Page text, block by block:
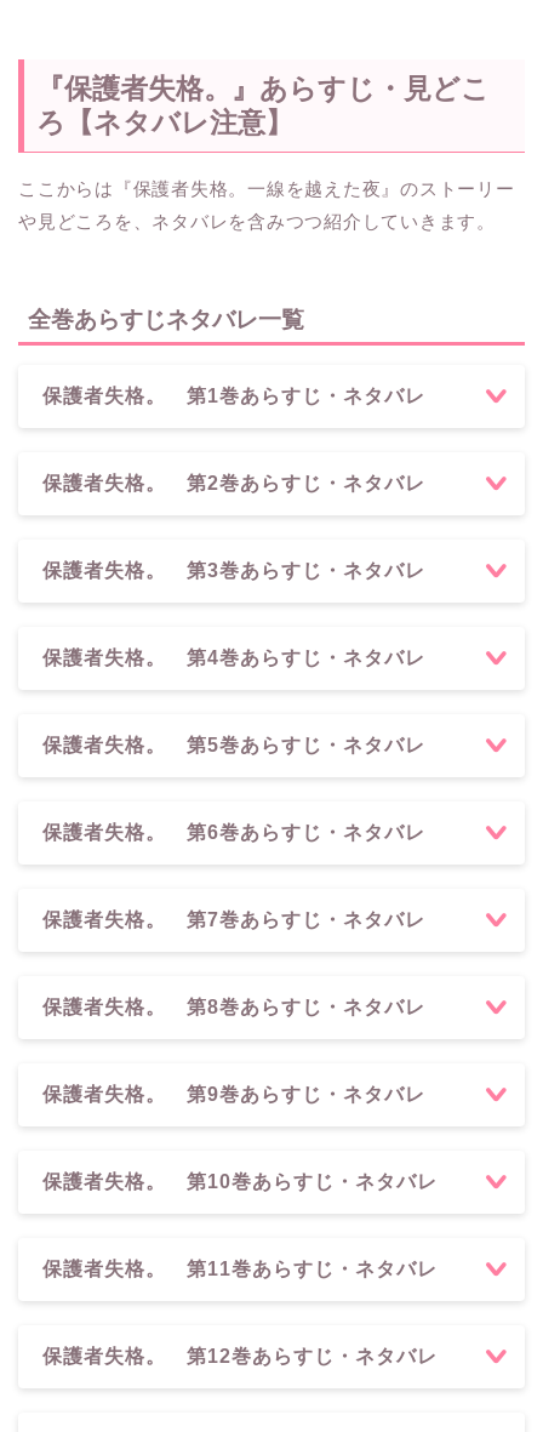
『保護者失格。』あらすじ・見どこ
ろ【ネタバレ注意】
ここからは『保護者失格。一線を越えた夜』のストーリー
や見どころを、ネタバレを含みつつ紹介していきます。
全巻あらすじネタバレ一覧
保護者失格。 第1巻あらすじ・ネタバレ
保護者失格。 第2巻あらすじ・ネタバレ
保護者失格。 第3巻あらすじ・ネタバレ
保護者失格。 第4巻あらすじ・ネタバレ
保護者失格。 第5巻あらすじ・ネタバレ
保護者失格。 第6巻あらすじ・ネタバレ
保護者失格。 第7巻あらすじ・ネタバレ
保護者失格。 第8巻あらすじ・ネタバレ
保護者失格。 第9巻あらすじ・ネタバレ
保護者失格。 第10巻あらすじ・ネタバレ
保護者失格。 第11巻あらすじ・ネタバレ
保護者失格。 第12巻あらすじ・ネタバレ